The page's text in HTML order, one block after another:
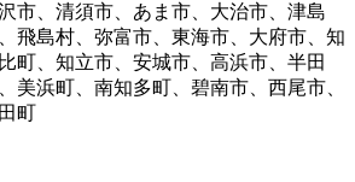
市、清須市、あま市、大治市、津島
飛島村、弥富市、東海市、大府市、知
町、知立市、安城市、高浜市、半田
美浜町、南知多町、碧南市、西尾市、
町